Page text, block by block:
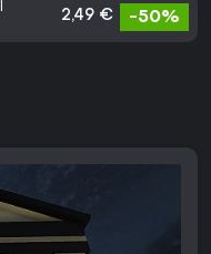
2,49 € -50%